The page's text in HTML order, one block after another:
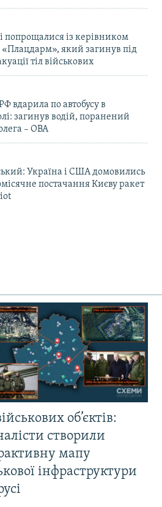
попрощалися із керівником
«Плацдарм», який загинув під
тіл військових
вдарила по автобусу в
загинув водій, поранений
– ОВА
Україна і США домовились
постачання Києву ракет
об’єктів:
створили
мапу
інфраструктури